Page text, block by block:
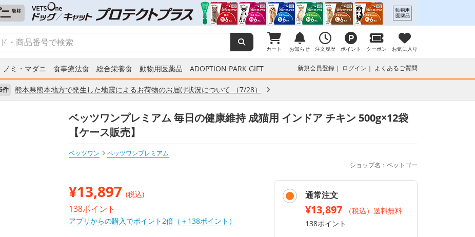
カート お知らせ 注文履歴 ポイント クーポン お気に入り
ノミ・マダニ 食事療法食 総合栄養食 動物用医薬品 ADOPTION PARK GIFT 新規会員登録 ログイン よくあるご質問
件 熊本県熊本地方で発生した地震によるお荷物のお届け状況について （7/28）
ベッツワンプレミアム 毎日の健康維持 成猫用 インドア チキン 500g×12袋
【ケース販売】
ベッツワン
ベッツワンプレミアム
ショップ名：ペットゴー
¥13,897 (税込)
138ポイント
アプリからの購入でポイント2倍（＋138ポイント）
通常注文
¥13,897
（税込）送料無料
138ポイント